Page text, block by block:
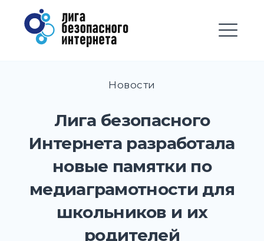
Перейти
содержимому
Лига безопасного
Интернета
EXPAND
Новости
Лига безопасного
Интернета разработала
новые памятки по
медиаграмотности для
школьников и их
родителей